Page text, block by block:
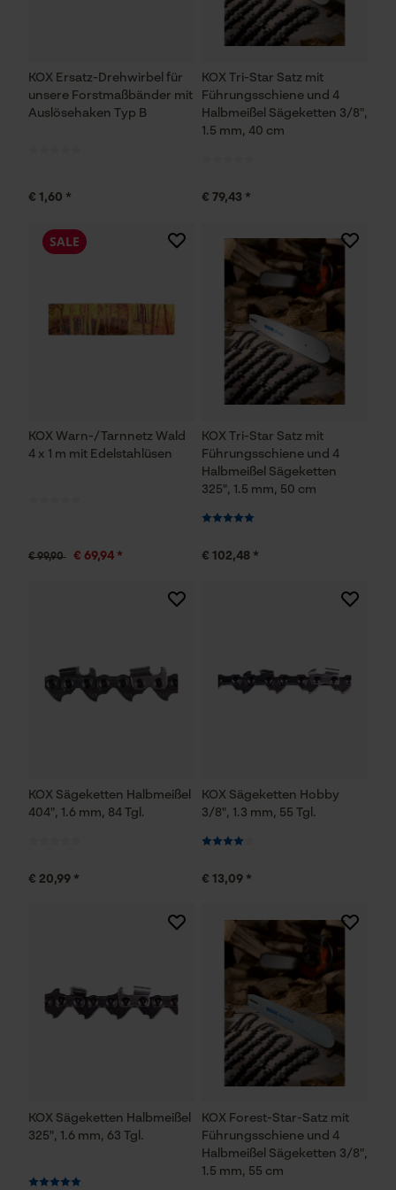
KOX Ersatz-Drehwirbel für
unsere Forstmaßbänder mit
Auslösehaken Typ B
€ 1,60 *
KOX Tri-Star Satz mit
Führungsschiene und 4
Halbmeißel Sägeketten 3/8",
1.5 mm, 40 cm
€ 79,43 *
KOX Warn-/Tarnnetz Wald
4 x 1 m mit Edelstahlüsen
SALE
€ 99,90 € 69,94 *
KOX Tri-Star Satz mit
Führungsschiene und 4
Halbmeißel Sägeketten
325", 1.5 mm, 50 cm
€ 102,48 *
KOX Sägeketten Halbmeißel
404", 1.6 mm, 84 Tgl.
€ 20,99 *
KOX Sägeketten Hobby
3/8", 1.3 mm, 55 Tgl.
€ 13,09 *
KOX Sägeketten Halbmeißel
325", 1.6 mm, 63 Tgl.
KOX Forest-Star-Satz mit
Führungsschiene und 4
Halbmeißel Sägeketten 3/8",
1.5 mm, 55 cm